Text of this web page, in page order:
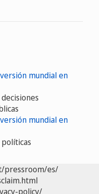
mundial en
mundial en
pressroom/es/
policy/